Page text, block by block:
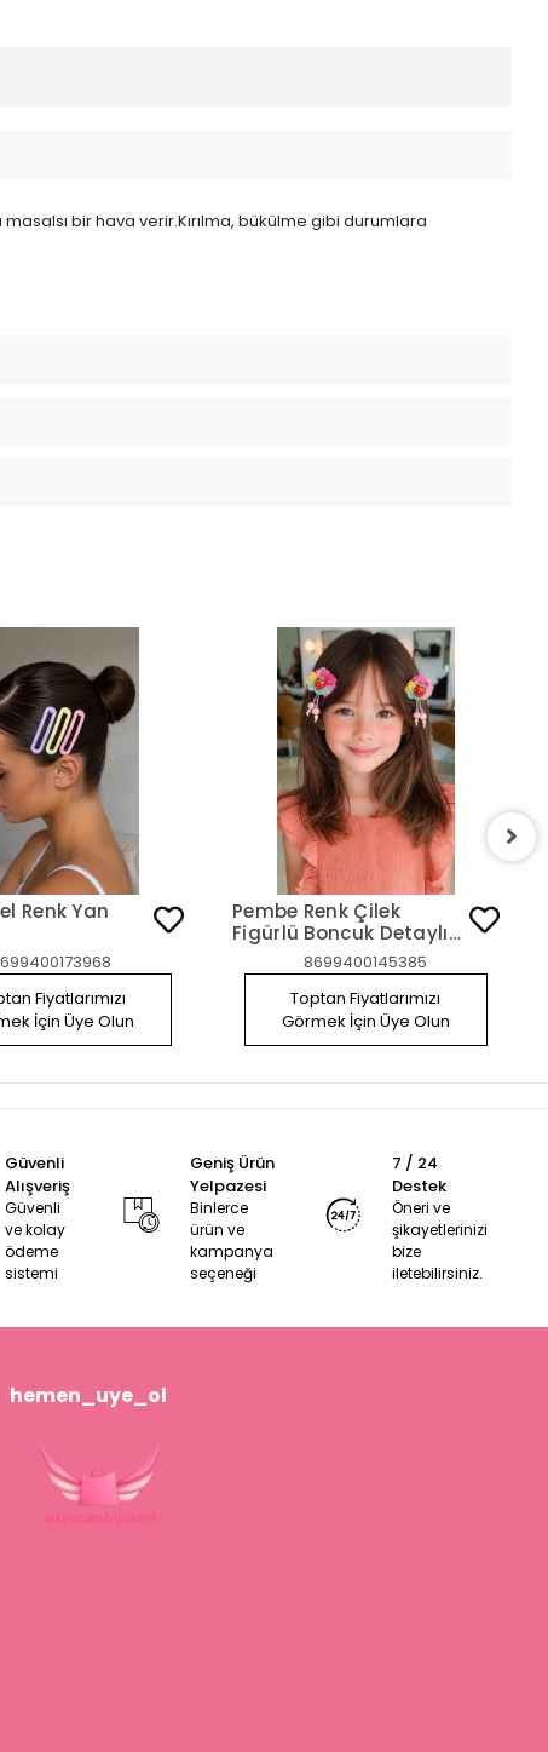
bir hava verir.Kırılma, bükülme gibi durumlara
Renk Yan
Fiyatlarımızı
İçin Üye Olun
Pembe Renk Çilek
Figürlü Boncuk Detaylı
2'li Yan Toka Set
8699400145385
Toptan Fiyatlarımızı
Görmek İçin Üye Olun
Güvenli
Alışveriş
Güvenli
ve kolay
ödeme
sistemi
Geniş Ürün
Yelpazesi
Binlerce
ürün ve
kampanya
seçeneği
7 / 24
Destek
Öneri ve
şikayetlerinizi
bize
iletebilirsiniz.
hemen_uye_ol